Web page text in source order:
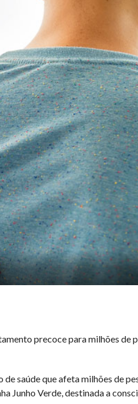
precoce para milhões de
saúde que afeta milhões de
Junho Verde, destinada a